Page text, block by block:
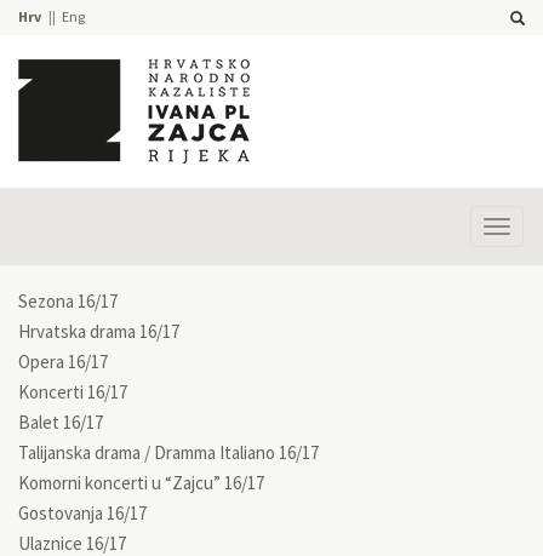
Hrv Eng
Sezona 16/17
Hrvatska drama 16/17
Opera 16/17
Koncerti 16/17
Balet 16/17
Talijanska drama / Dramma Italiano 16/17
Komorni koncerti u “Zajcu” 16/17
Gostovanja 16/17
Ulaznice 16/17